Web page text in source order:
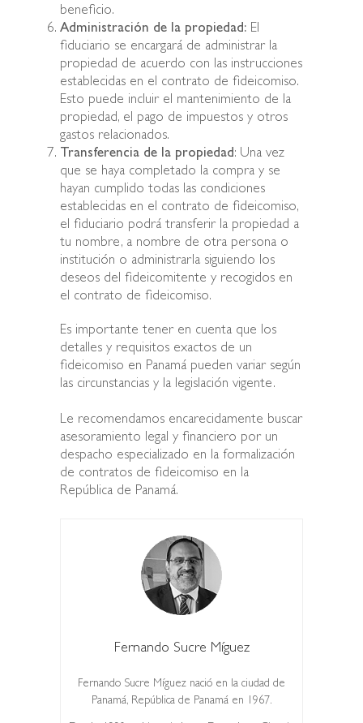
beneficio.
Administración de la propiedad: El
fiduciario se encargará de administrar la
propiedad de acuerdo con las instrucciones
establecidas en el contrato de fideicomiso.
Esto puede incluir el mantenimiento de la
propiedad, el pago de impuestos y otros
gastos relacionados.
Transferencia de la propiedad: Una vez
que se haya completado la compra y se
hayan cumplido todas las condiciones
establecidas en el contrato de fideicomiso,
el fiduciario podrá transferir la propiedad a
tu nombre, a nombre de otra persona o
institución o administrarla siguiendo los
deseos del fideicomitente y recogidos en
el contrato de fideicomiso.
Es importante tener en cuenta que los
detalles y requisitos exactos de un
fideicomiso en Panamá pueden variar según
las circunstancias y la legislación vigente.
Le recomendamos encarecidamente buscar
asesoramiento legal y financiero por un
despacho especializado en la formalización
de contratos de fideicomiso en la
República de Panamá.
Fernando Sucre Míguez
Fernando Sucre Míguez nació en la ciudad de
Panamá, República de Panamá en 1967.